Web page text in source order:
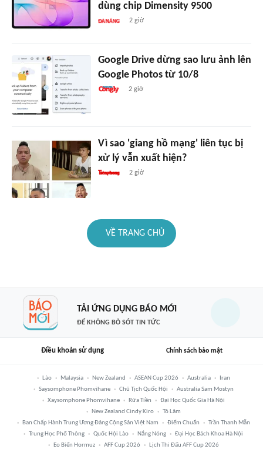
dùng chip Dimensity 9500
2 giờ
Google Drive dừng sao lưu ảnh lên
Google Photos từ 10/8
2 giờ
Vì sao 'giang hồ mạng' liên tục bị
xử lý vẫn xuất hiện?
2 giờ
VỀ TRANG CHỦ
TẢI ỨNG DỤNG BÁO MỚI
ĐỂ KHÔNG BỎ SÓT TIN TỨC
Điều khoản sử dụng Chính sách bảo mật
Lào Malaysia New Zealand ASEAN Cup 2026 Australia
Iran
Saysomphone Phomvihane
Chủ Tịch Quốc Hội
Australia Sam Mostyn
Xaysomphone Phomvihane
Rửa Tiền
Đại Học Quốc Gia Hà Nội
New Zealand Cindy Kiro
Tô Lâm
Ban Chấp Hành Trung Ương Đảng Cộng Sản Việt Nam
Điểm Chuẩn
Trần Thanh Mẫn
Trung Học Phổ Thông
Quốc Hội Lào Nắng Nóng
Đại Học Bách Khoa Hà Nội
Eo Biển Hormuz
AFF Cup 2026 Lịch Thi Đấu AFF Cup 2026